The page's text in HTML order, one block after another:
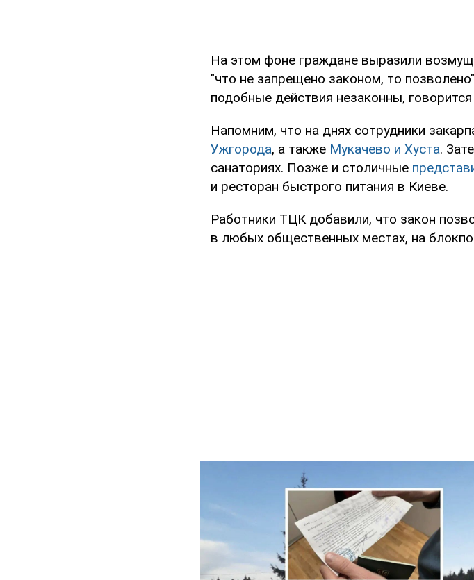
На этом фоне граждане выразили
"что не запрещено законом, то
подобные действия незаконны,
Напомним, что на днях сотрудники
Ужгорода, а также Мукачево и Хуста.
санаториях. Позже и столичные
и ресторан быстрого питания в Киеве.
Работники ТЦК добавили, что закон
в любых общественных местах, на